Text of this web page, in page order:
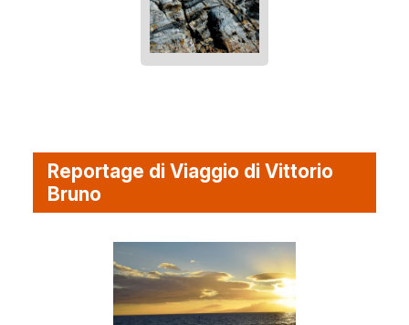
Reportage di Viaggio di Vittorio
Bruno